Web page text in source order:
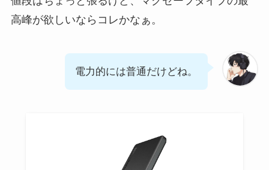
高峰が欲しいならコレかなぁ。
電力的には普通だけどね。